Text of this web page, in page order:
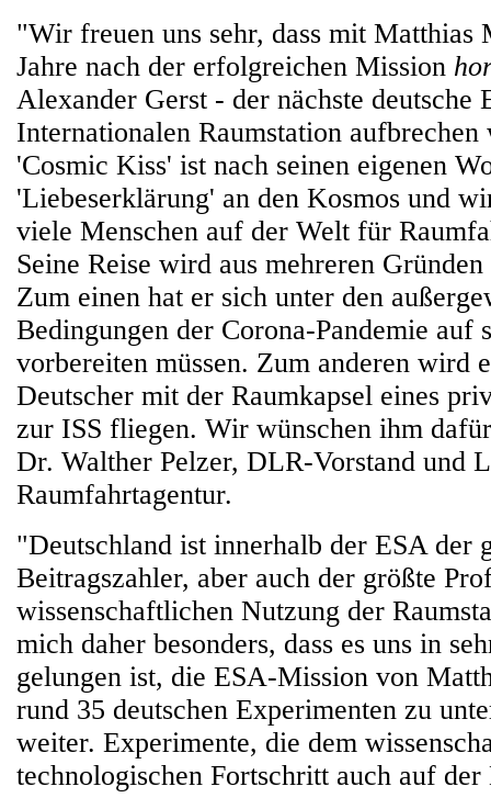
"Wir freuen uns sehr, dass mit Matthias
Jahre nach der erfolgreichen Mission
Alexander Gerst - der nächste deutsche
Internationalen Raumstation
'Cosmic Kiss' ist nach seinen eigenen
'Liebeserklärung' an den Kosmos und
viele Menschen auf der Welt für
Seine Reise wird aus mehreren Gründen
Zum einen hat er sich unter den
Bedingungen der Corona-Pandemie auf
vorbereiten müssen. Zum anderen wird
Deutscher mit der Raumkapsel eines
zur ISS fliegen. Wir wünschen ihm
Dr. Walther Pelzer, DLR-Vorstand und
Raumfahrtagentur.
"Deutschland ist innerhalb der ESA der
Beitragszahler, aber auch der größte
wissenschaftlichen Nutzung der
mich daher besonders, dass es uns in
gelungen ist, die ESA-Mission von
rund 35 deutschen Experimenten zu
weiter. Experimente, die dem
technologischen Fortschritt auch auf